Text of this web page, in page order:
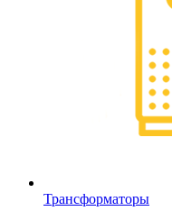
Трансформаторы